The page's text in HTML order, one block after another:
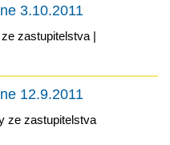
3.10.2011
zastupitelstva |
12.9.2011
ze zastupitelstva